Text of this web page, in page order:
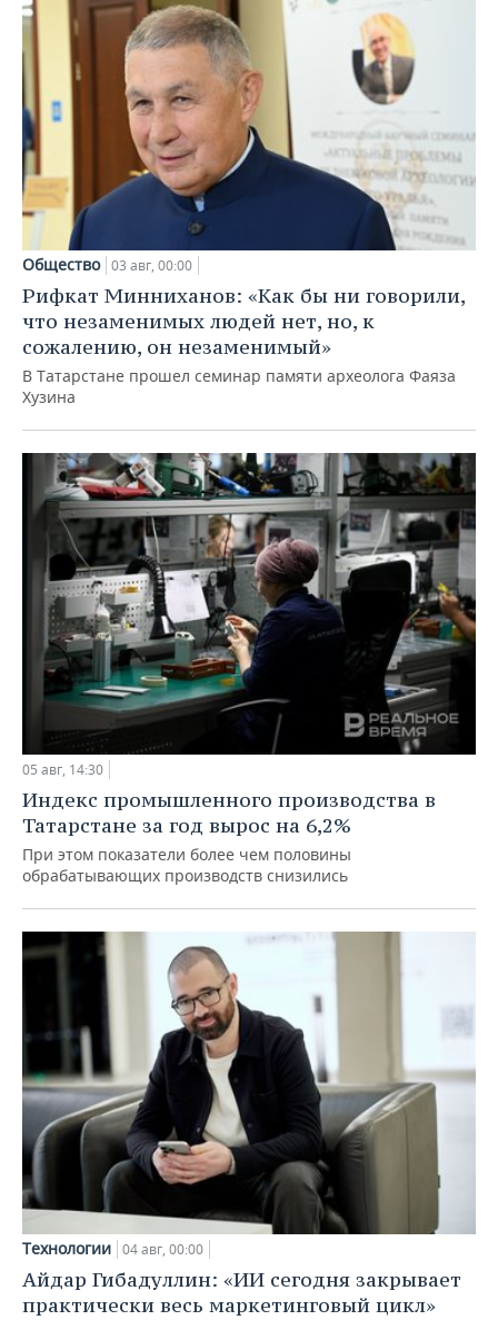
Общество 03 авг, 00:00
Рифкат Минниханов: «Как бы ни говорили,
что незаменимых людей нет, но, к
сожалению, он незаменимый»
В Татарстане прошел семинар памяти археолога Фаяза
Хузина
05 авг, 14:30
Индекс промышленного производства в
Татарстане за год вырос на 6,2%
При этом показатели более чем половины
обрабатывающих производств снизились
Технологии 04 авг, 00:00
Айдар Гибадуллин: «ИИ сегодня закрывает
практически весь маркетинговый цикл»